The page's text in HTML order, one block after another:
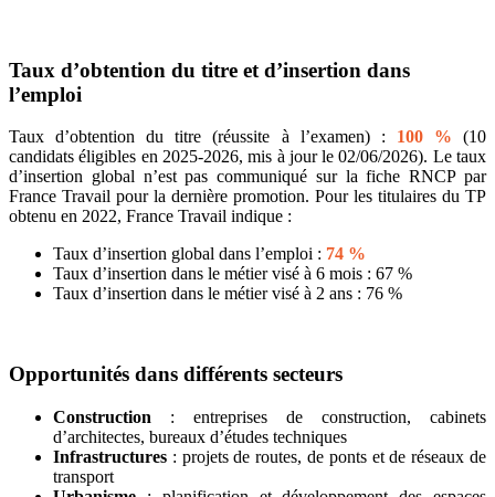
Taux d’obtention du titre et d’insertion dans
l’emploi
Taux d’obtention du titre (réussite à l’examen) : 100 % (10
candidats éligibles en 2025-2026, mis à jour le 02/06/2026). Le taux
d’insertion global n’est pas communiqué sur la fiche RNCP par
France Travail pour la dernière promotion. Pour les titulaires du TP
obtenu en 2022, France Travail indique :
Taux d’insertion global dans l’emploi : 74 %
Taux d’insertion dans le métier visé à 6 mois : 67 %
Taux d’insertion dans le métier visé à 2 ans : 76 %
Opportunités dans différents secteurs
Construction : entreprises de construction, cabinets
d’architectes, bureaux d’études techniques
Infrastructures : projets de routes, de ponts et de réseaux de
transport